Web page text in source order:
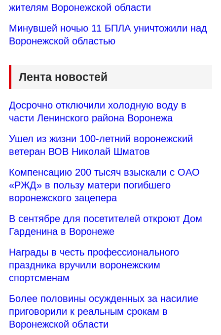
жителям Воронежской области
Минувшей ночью 11 БПЛА уничтожили над
Воронежской областью
Лента новостей
Досрочно отключили холодную воду в
части Ленинского района Воронежа
Ушел из жизни 100-летний воронежский
ветеран ВОВ Николай Шматов
Компенсацию 200 тысяч взыскали с ОАО
«РЖД» в пользу матери погибшего
воронежского зацепера
В сентябре для посетителей откроют Дом
Гарденина в Воронеже
Награды в честь профессионального
праздника вручили воронежским
спортсменам
Более половины осужденных за насилие
приговорили к реальным срокам в
Воронежской области